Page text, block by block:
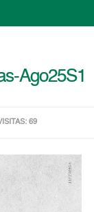
Ago25S1
69